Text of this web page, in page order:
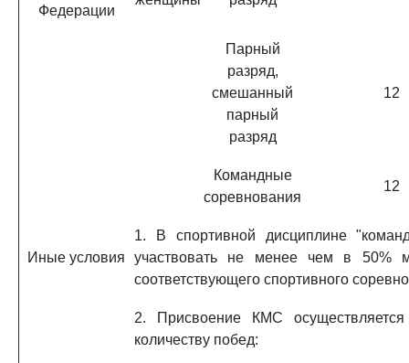
Федерации
Парный
разряд,
смешанный
парный
разряд
12
Командные
соревнования
12
Иные условия
1. В спортивной дисциплине
участвовать не менее чем в 50%
соответствующего спортивного
2. Присвоение КМС
количеству побед: